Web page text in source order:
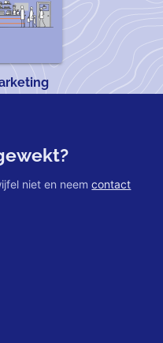
niet en neemcontact